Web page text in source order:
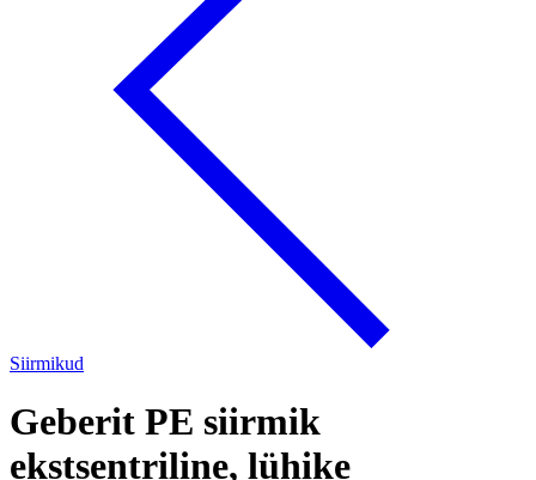
Siirmikud
Geberit PE siirmik
ekstsentriline, lühike